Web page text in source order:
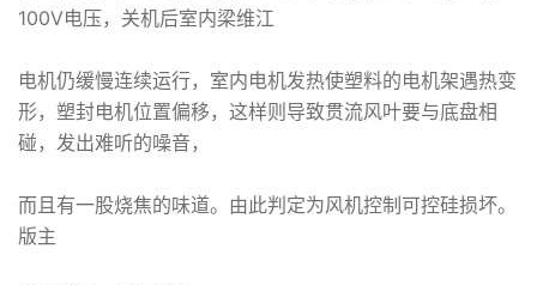
100V电压，关机后室内梁维江
电机仍缓慢连续运行，室内电机发热使塑料的电机架遇热变
形，塑封电机位置偏移，这样则导致贯流风叶要与底盘相
碰，发出难听的噪音，
而且有一股烧焦的味道。由此判定为风机控制可控硅损坏。
版主